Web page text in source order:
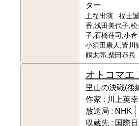
ター
主な出演 : 福士
香,浅田美代子,
子,石橋蓮司,小
小須田康人,皆川
鶴太郎,柴田恭兵
オトコマエ
里山の決戦(後
作家 : 川上英幸
放送局 : NHK
収蔵先 : 国際